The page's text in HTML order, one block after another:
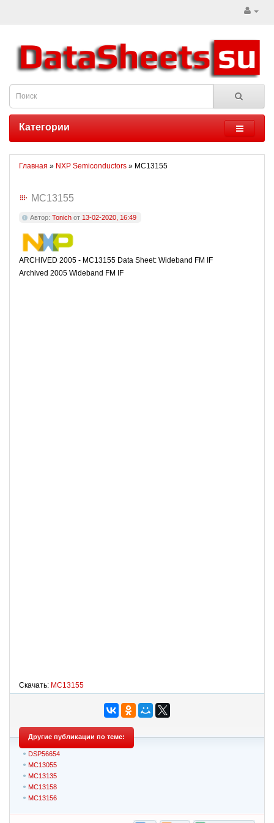
Категории
Главная » NXP Semiconductors » MC13155
MC13155
Автор: Tonich от 13-02-2020, 16:49
ARCHIVED 2005 - MC13155 Data Sheet: Wideband FM IF
Archived 2005 Wideband FM IF
Скачать: MC13155
Другие публикации по теме:
DSP56654
MC13055
MC13135
MC13158
MC13156